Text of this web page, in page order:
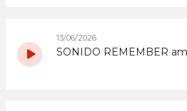
13/06/2026